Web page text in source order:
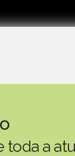
toda a